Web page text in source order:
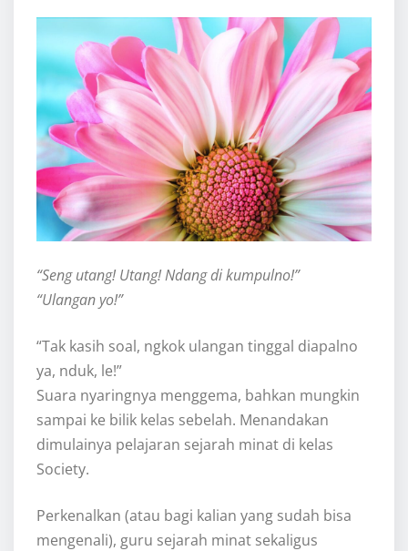
“Seng utang! Utang! Ndang di kumpulno!”
“Ulangan yo!”
“Tak kasih soal, ngkok ulangan tinggal diapalno
ya, nduk, le!”
Suara nyaringnya menggema, bahkan mungkin
sampai ke bilik kelas sebelah. Menandakan
dimulainya pelajaran sejarah minat di kelas
Society.
Perkenalkan (atau bagi kalian yang sudah bisa
mengenali), guru sejarah minat sekaligus